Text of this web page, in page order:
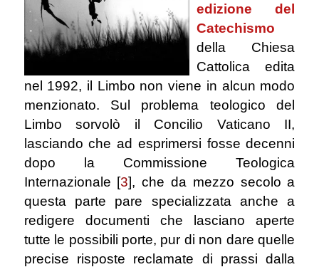
edizione del
Catechismo
della Chiesa
Cattolica edita
nel 1992, il Limbo non viene in alcun modo
menzionato. Sul problema teologico del
Limbo sorvolò il Concilio Vaticano II,
lasciando che ad esprimersi fosse decenni
dopo la Commissione Teologica
Internazionale [3], che da mezzo secolo a
questa parte pare specializzata anche a
redigere documenti che lasciano aperte
tutte le possibili porte, pur di non dare quelle
precise risposte reclamate di prassi dalla